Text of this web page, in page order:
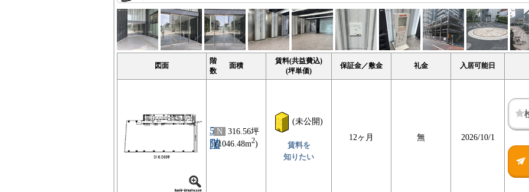
図面
階
数
面積
賃料(共益費込)
(坪単価)
保証金／敷金 礼金 入居可能日
5
階
N
316.56坪
(1046.48m2)
(未公開)
賃料を
知りたい
12ヶ月 無 2026/10/1